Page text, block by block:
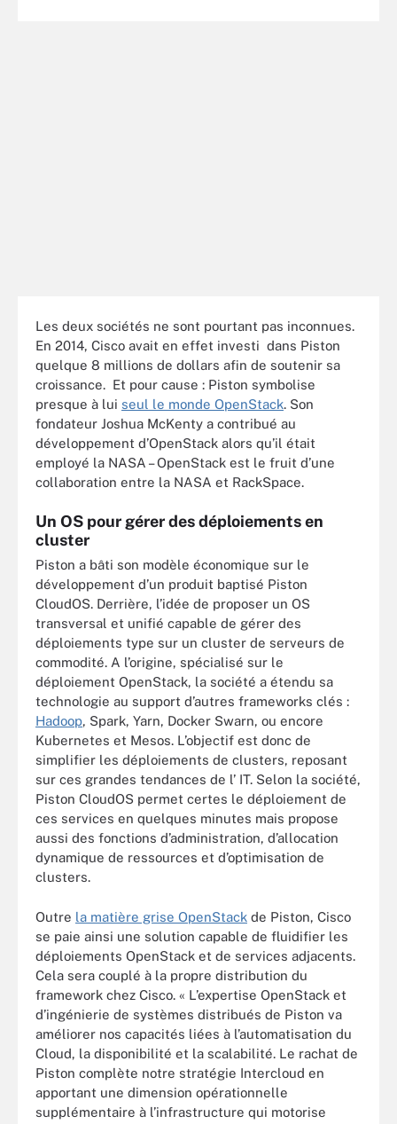
Les deux sociétés ne sont pourtant pas inconnues.
En 2014, Cisco avait en effet investi dans Piston
quelque 8 millions de dollars afin de soutenir sa
croissance. Et pour cause : Piston symbolise
presque à lui seul le monde OpenStack. Son
fondateur Joshua McKenty a contribué au
développement d’OpenStack alors qu’il était
employé la NASA – OpenStack est le fruit d’une
collaboration entre la NASA et RackSpace.
Un OS pour gérer des déploiements en
cluster
Piston a bâti son modèle économique sur le
développement d’un produit baptisé Piston
CloudOS. Derrière, l’idée de proposer un OS
transversal et unifié capable de gérer des
déploiements type sur un cluster de serveurs de
commodité. A l’origine, spécialisé sur le
déploiement OpenStack, la société a étendu sa
technologie au support d’autres frameworks clés :
Hadoop, Spark, Yarn, Docker Swarn, ou encore
Kubernetes et Mesos. L’objectif est donc de
simplifier les déploiements de clusters, reposant
sur ces grandes tendances de l’ IT. Selon la société,
Piston CloudOS permet certes le déploiement de
ces services en quelques minutes mais propose
aussi des fonctions d’administration, d’allocation
dynamique de ressources et d’optimisation de
clusters.
Outre la matière grise OpenStack de Piston, Cisco
se paie ainsi une solution capable de fluidifier les
déploiements OpenStack et de services adjacents.
Cela sera couplé à la propre distribution du
framework chez Cisco. « L’expertise OpenStack et
d’ingénierie de systèmes distribués de Piston va
améliorer nos capacités liées à l’automatisation du
Cloud, la disponibilité et la scalabilité. Le rachat de
Piston complète notre stratégie Intercloud en
apportant une dimension opérationnelle
supplémentaire à l’infrastructure qui motorise